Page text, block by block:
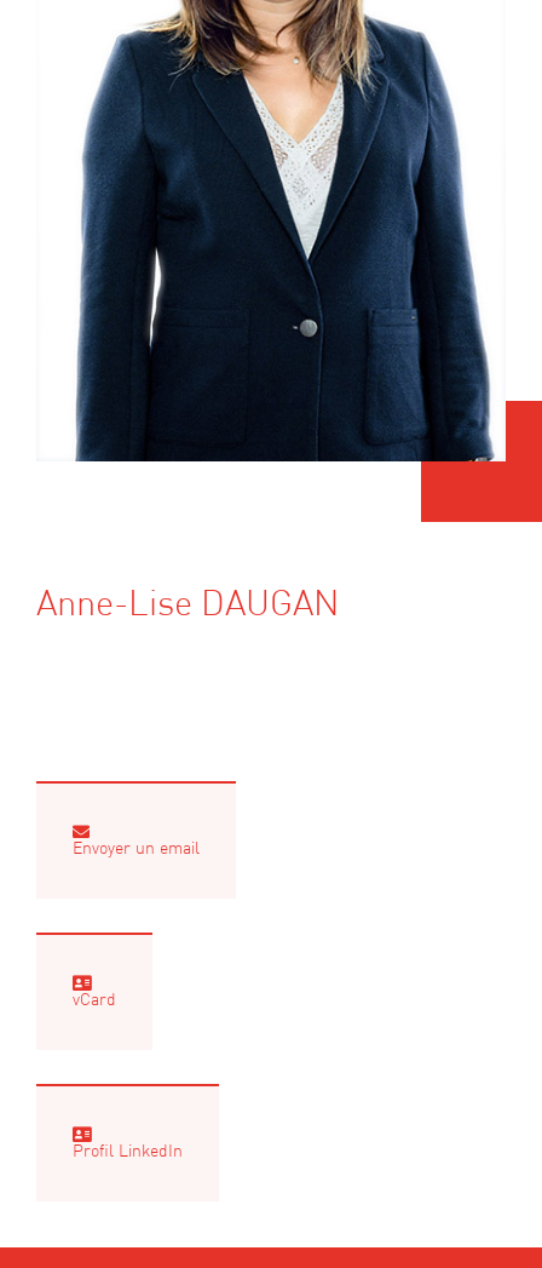
Anne-Lise DAUGAN
Envoyer un email
vCard
Profil LinkedIn